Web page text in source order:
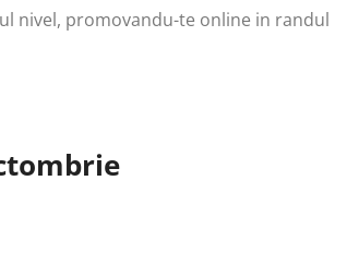
nivel, promovandu-te online in randul